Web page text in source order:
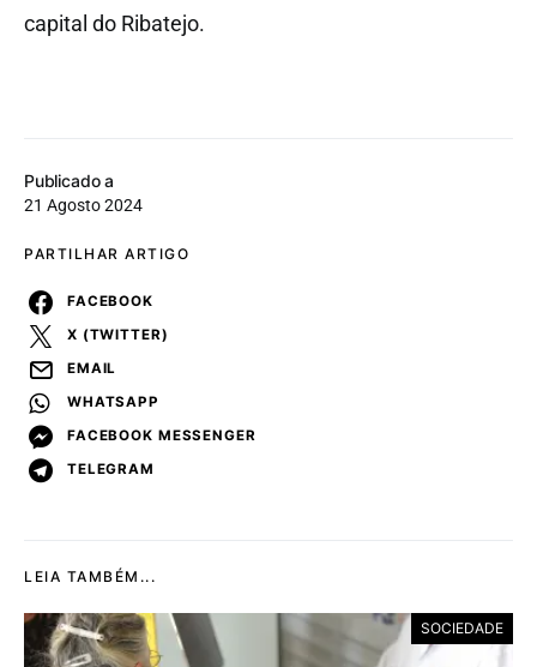
Publicado a
21 Agosto 2024
PARTILHAR ARTIGO
FACEBOOK
X (TWITTER)
EMAIL
WHATSAPP
FACEBOOK MESSENGER
TELEGRAM
capital do Ribatejo.
LEIA TAMBÉM...
SOCIEDADE